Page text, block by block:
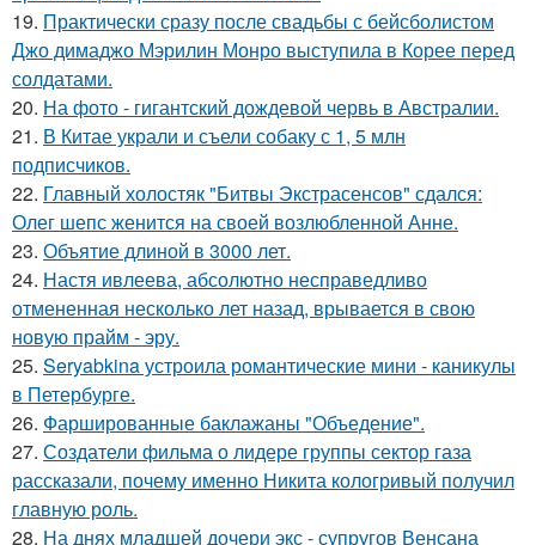
19. Практически сразу после свадьбы с бейсболистом
Джо димаджо Мэрилин Монро выступила в Корее перед
солдатами.
20. На фото - гигантский дождевой червь в Австралии.
21. В Китае украли и съели собаку с 1, 5 млн
подписчиков.
22. Главный холостяк "Битвы Экстрасенсов" сдался:
Олег шепс женится на своей возлюбленной Анне.
23. Объятие длиной в 3000 лет.
24. Настя ивлеева, абсолютно несправедливо
отмененная несколько лет назад, врывается в свою
новую прайм - эру.
25. Seryabkina устроила романтические мини - каникулы
в Петербурге.
26. Фаршированные баклажаны "Объедение".
27. Создатели фильма о лидере группы сектор газа
рассказали, почему именно Никита кологривый получил
главную роль.
28. На днях младшей дочери экс - супругов Венсана